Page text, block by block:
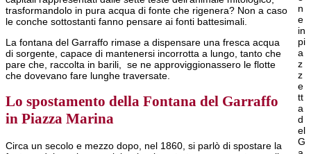
n
e
in
pi
a
z
z
e
tt
a
d
el
G
trasformandolo in pura acqua di fonte che rigenera? Non a caso
le conche sottostanti fanno pensare ai fonti battesimali.
La fontana del Garraffo rimase a dispensare una fresca acqua
di sorgente, capace di mantenersi incorrotta a lungo, tanto che
pare che, raccolta in barili, se ne approviggionassero le flotte
che dovevano fare lunghe traversate.
Lo spostamento della Fontana del Garraffo
in Piazza Marina
Circa un secolo e mezzo dopo, nel 1860, si parlò di spostare la